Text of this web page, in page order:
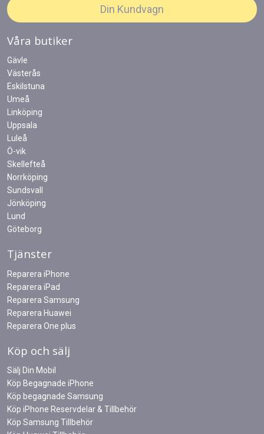
Din Kundvagn
Våra butiker
Gävle
Västerås
Eskilstuna
Umeå
Linköping
Uppsala
Luleå
Ö-vik
Skellefteå
Norrköping
Sundsvall
Jönköping
Lund
Göteborg
Tjänster
Reparera iPhone
Reparera iPad
Reparera Samsung
Reparera Huawei
Reparera One plus
Köp och sälj
Sälj Din Mobil
Köp Begagnade iPhone
Köp begagnade Samsung
Köp iPhone Reservdelar & Tillbehör
Köp Samsung Tillbehör